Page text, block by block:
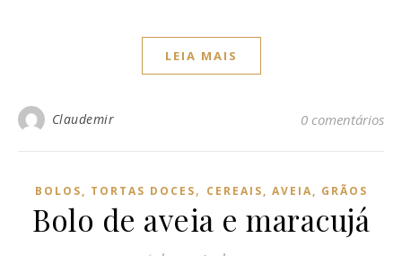
LEIA MAIS
Claudemir 0 comentários
BOLOS, TORTAS DOCES, CEREAIS, AVEIA, GRÃOS
Bolo de aveia e maracujá